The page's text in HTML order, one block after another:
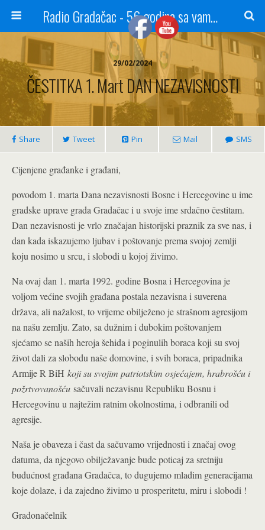
Radio Gradačac - 56 godina sa vama...
29/02/2024
ČESTITKA 1. Mart DAN NEZAVISNOSTI
Share Tweet Pin Mail SMS
Cijenjene građanke i građani,
povodom 1. marta Dana nezavisnosti Bosne i Hercegovine u ime
gradske uprave grada Gradačac i u svoje ime srdačno čestitam.
Dan nezavisnosti je vrlo značajan historijski praznik za sve nas, i
dan kada iskazujemo ljubav i poštovanje prema svojoj zemlji
koju nosimo u srcu, i slobodi u kojoj živimo.
Na ovaj dan 1. marta 1992. godine Bosna i Hercegovina je
voljom većine svojih građana postala nezavisna i suverena
država, ali nažalost, to vrijeme obilježeno je strašnom agresijom
na našu zemlju. Zato, sa dužnim i dubokim poštovanjem
sjećamo se naših heroja šehida i poginulih boraca koji su svoj
život dali za slobodu naše domovine, i svih boraca, pripadnika
Armije R BiH koji su svojim patriotskim osjećajem, hrabrošću i
požrtvovanošću sačuvali nezavisnu Republiku Bosnu i
Hercegovinu u najtežim ratnim okolnostima, i odbranili od
agresije.
Naša je obaveza i čast da sačuvamo vrijednosti i značaj ovog
datuma, da njegovo obilježavanje bude poticaj za sretniju
budućnost građana Gradačca, to dugujemo mladim generacijama
koje dolaze, i da zajedno živimo u prosperitetu, miru i slobodi !
Gradonačelnik